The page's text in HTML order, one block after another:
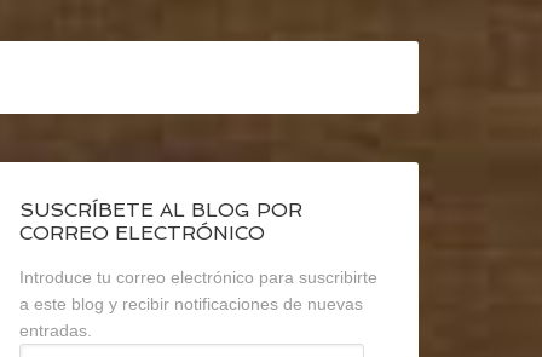
SUSCRÍBETE AL BLOG POR
CORREO ELECTRÓNICO
Introduce tu correo electrónico para suscribirte
a este blog y recibir notificaciones de nuevas
entradas.